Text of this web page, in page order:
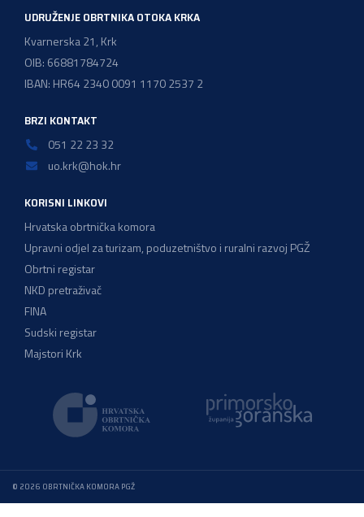
UDRUŽENJE OBRTNIKA OTOKA KRKA
Kvarnerska 21, Krk
OIB: 66881784724
IBAN: HR64 2340 0091 1170 2537 2
BRZI KONTAKT
051 22 23 32
uo.krk@hok.hr
KORISNI LINKOVI
Hrvatska obrtnička komora
Upravni odjel za turizam, poduzetništvo i ruralni razvoj PGŽ
Obrtni registar
NKD pretraživač
FINA
Sudski registar
Majstori Krk
© 2026 OBRTNIČKA KOMORA PGŽ